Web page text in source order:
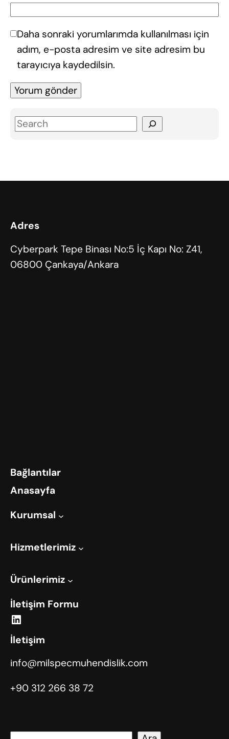
Daha sonraki yorumlarımda kullanılması için
adım, e-posta adresim ve site adresim bu
tarayıcıya kaydedilsin.
S
c
Adres
Cyberpark Tepe Binası No:5 İç Kapı No: Z41,
06800 Çankaya/Ankara
Bağlantılar
Anasayfa
Kurumsal
Hizmetlerimiz
Ürünlerimiz
İletişim Formu
LinkedIn
İletişim
info@milspecmuhendislik.com
+90 312 266 38 72